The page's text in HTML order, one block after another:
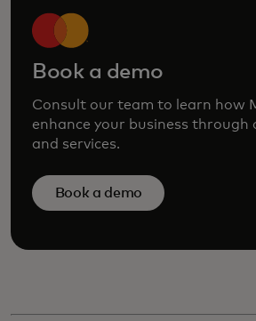
Book a demo
Consult our team to learn how
enhance your business through
and services.
Book a demo